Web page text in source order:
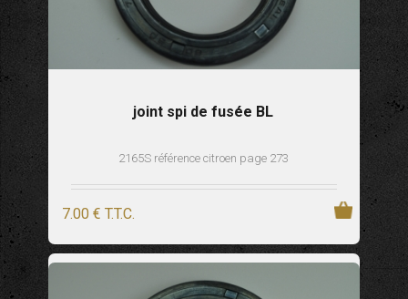
joint spi de fusée BL
2165S référence citroen page 273
7.00 € T.T.C.